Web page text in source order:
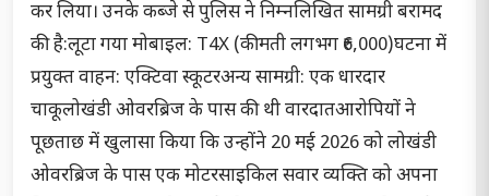
कर लिया। उनके कब्जे से पुलिस ने निम्नलिखित सामग्री बरामद
की है:लूटा गया मोबाइल: T4X (कीमती लगभग ₹6,000)घटना में
प्रयुक्त वाहन: एक्टिवा स्कूटरअन्य सामग्री: एक धारदार
चाकूलोखंडी ओवरब्रिज के पास की थी वारदातआरोपियों ने
पूछताछ में खुलासा किया कि उन्होंने 20 मई 2026 को लोखंडी
ओवरब्रिज के पास एक मोटरसाइकिल सवार व्यक्ति को अपना